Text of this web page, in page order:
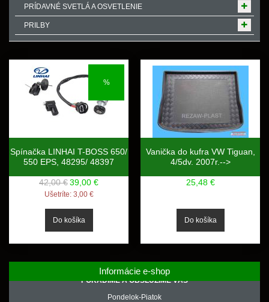
PRÍDAVNÉ SVETLÁ A OSVETLENIE
PRILBY
%
Spínačka LINHAI T-BOSS 650/
550 EPS, 48295/ 48397
42,00 €39,00 €
Ušetríte: 3,00 €
Vanička do kufra VW Tiguan,
4/5dv. 2007r.-->
25,48 €
Informácie e-shop
PORADÍME A OBSLÚŽIME VÁS
Pondelok-Piatok